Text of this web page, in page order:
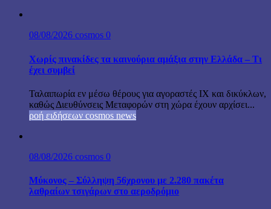
08/08/2026 cosmos 0
Χωρίς πινακίδες τα καινούρια αμάξια στην Ελλάδα – Τι
έχει συμβεί
Ταλαιπωρία εν μέσω θέρους για αγοραστές ΙΧ και δικύκλων,
καθώς Διευθύνσεις Μεταφορών στη χώρα έχουν αρχίσει...
ροή ειδήσεων cosmos news
08/08/2026 cosmos 0
Μύκονος – Σύλληψη 56χρονου με 2.280 πακέτα
λαθραίων τσιγάρων στο αεροδρόμιο